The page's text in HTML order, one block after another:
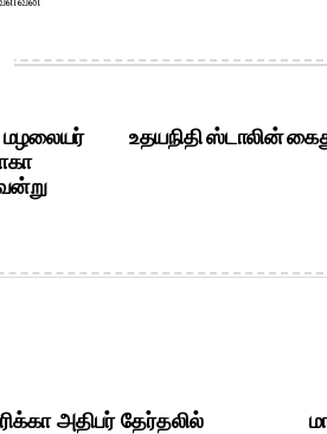
மழலையர்
உதயநிதி ஸ்டாலின்
அதிபர் தேர்தலில்